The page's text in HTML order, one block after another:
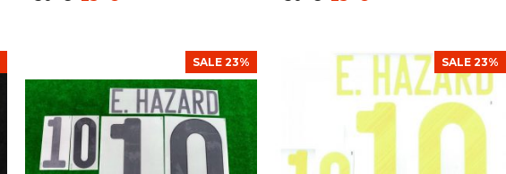
SALE 23% SALE 23%